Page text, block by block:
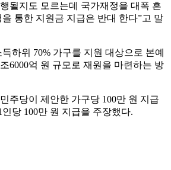
될지도 모르는데 국가재정을 대폭 흔
통한 지원금 지급은 반대 한다”고 말
하위 70% 가구를 지원 대상으로 본예
6000억 원 규모로 재원을 마련하는 방
주당이 제안한 가구당 100만 원 지급
당 100만 원 지급을 주장했다.